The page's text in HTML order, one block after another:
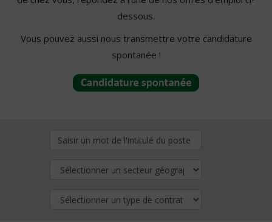
dessous.
Vous pouvez aussi nous transmettre votre candidature
spontanée !